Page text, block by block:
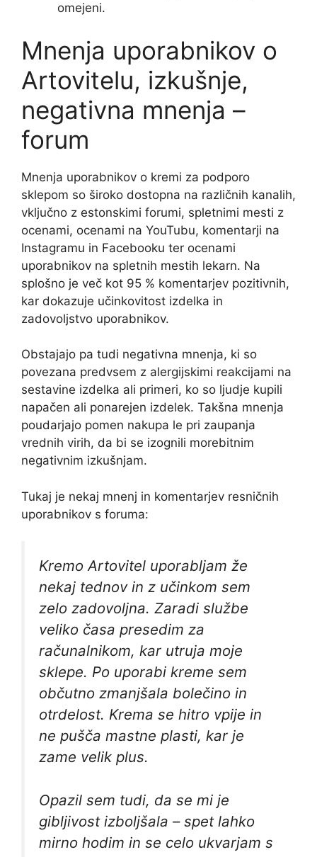
omejeni.
Mnenja uporabnikov o
Artovitelu, izkušnje,
negativna mnenja –
forum
Mnenja uporabnikov o kremi za podporo
sklepom so široko dostopna na različnih kanalih,
vključno z estonskimi forumi, spletnimi mesti z
ocenami, ocenami na YouTubu, komentarji na
Instagramu in Facebooku ter ocenami
uporabnikov na spletnih mestih lekarn. Na
splošno je več kot 95 % komentarjev pozitivnih,
kar dokazuje učinkovitost izdelka in
zadovoljstvo uporabnikov.
Obstajajo pa tudi negativna mnenja, ki so
povezana predvsem z alergijskimi reakcijami na
sestavine izdelka ali primeri, ko so ljudje kupili
napačen ali ponarejen izdelek. Takšna mnenja
poudarjajo pomen nakupa le pri zaupanja
vrednih virih, da bi se izognili morebitnim
negativnim izkušnjam.
Tukaj je nekaj mnenj in komentarjev resničnih
uporabnikov s foruma:
Kremo Artovitel uporabljam že
nekaj tednov in z učinkom sem
zelo zadovoljna. Zaradi službe
veliko časa presedim za
računalnikom, kar utruja moje
sklepe. Po uporabi kreme sem
občutno zmanjšala bolečino in
otrdelost. Krema se hitro vpije in
ne pušča mastne plasti, kar je
zame velik plus.
Opazil sem tudi, da se mi je
gibljivost izboljšala – spet lahko
mirno hodim in se celo ukvarjam s